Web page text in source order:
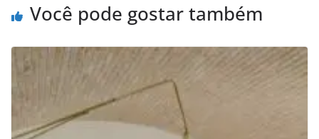
Você pode gostar também